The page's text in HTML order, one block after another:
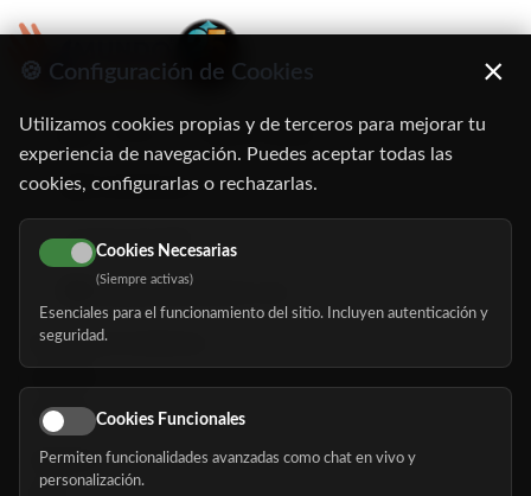
C/ Oruro, 11. 28016 Madrid
91 345 06 26
616 113 103
hola@mundomayor.com
Buscador de residencias
Eventos
Nosotros
🍪 Configuración de Cookies ×
Utilizamos cookies propias y de terceros para mejorar tu
experiencia de navegación. Puedes aceptar todas las
cookies, configurarlas o rechazarlas.
Cookies Necesarias
(Siempre activas)
Esenciales para el funcionamiento del sitio. Incluyen autenticación y
seguridad.
Cookies Funcionales
Permiten funcionalidades avanzadas como chat en vivo y
personalización.